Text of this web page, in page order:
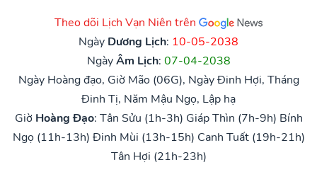
Theo dõi Lịch Vạn Niên trên
Ngày Dương Lịch: 10-05-2038
NgàyÂm Lịch: 07-04-2038
Ngày Hoàng đạo, Giờ Mão (06G), Ngày Đinh Hợi, Tháng
Đinh Tị, Năm Mậu Ngọ, Lập hạ
Giờ Hoàng Đạo: Tân Sửu (1h-3h) Giáp Thìn (7h-9h) Bính
Ngọ (11h-13h) Đinh Mùi (13h-15h) Canh Tuất (19h-21h)
Tân Hợi (21h-23h)